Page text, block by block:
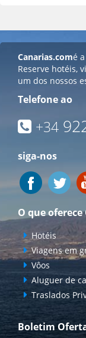
Canarias.comé
Reserve hotéis,
um dos nossos
Telefone ao
+34
siga-nos
O que
Hotéis
Viagens em
Vôos
Aluguer de
Traslados
Boletim